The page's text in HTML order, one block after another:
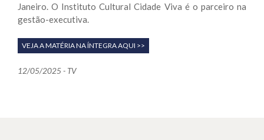
Janeiro. O Instituto Cultural Cidade Viva é o parceiro na
gestão-executiva.
VEJA A MATÉRIA NA ÍNTEGRA AQUI >>
12/05/2025 - TV